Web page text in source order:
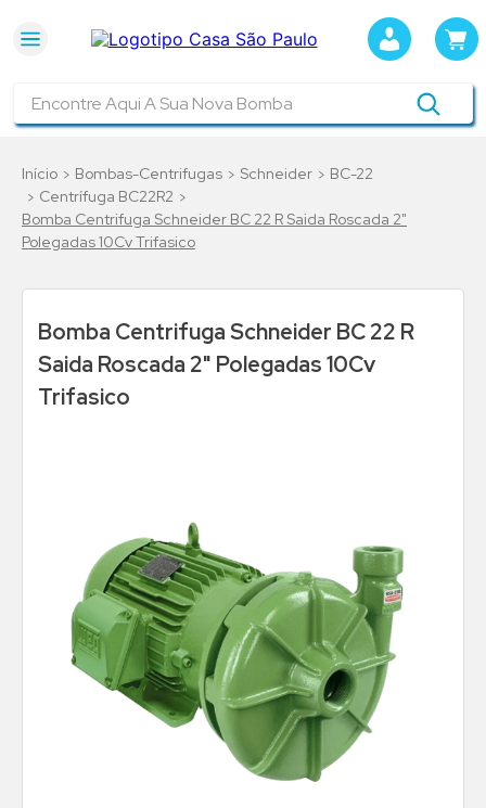
Bombas-Centrifugas Schneider
BC-22
Centrífuga BC22R2
Bomba Centrifuga Schneider BC 22 R Saida Roscada 2"
Polegadas 10Cv Trifasico
Bomba Centrifuga Schneider BC 22 R
Saida Roscada 2" Polegadas 10Cv
Trifasico